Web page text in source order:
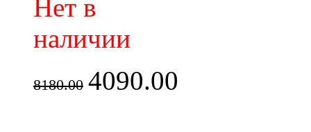
Нет в
наличии
8180.00 4090.00